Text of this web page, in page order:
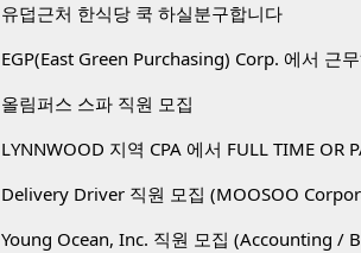
유덥근처 한식당 쿡 하실분구합니다
EGP(East Green Purchasing) Corp. 에서 근
올림퍼스 스파 직원 모집
LYNNWOOD 지역 CPA 에서 FULL TIME OR
Delivery Driver 직원 모집 (MOOSOO
Young Ocean, Inc. 직원 모집 (Accounting /